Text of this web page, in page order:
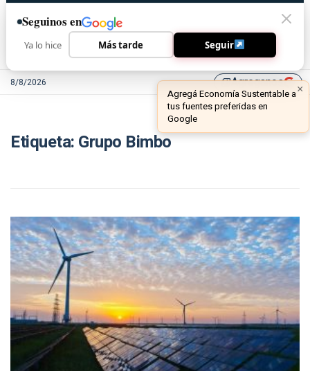
8/8/2026 library_addAgreganos ×
Agregá Economía Sustentable a
tus fuentes preferidas en
Google
Etiqueta: Grupo Bimbo
Seguinos en
Ya lo hice Más tarde Seguir